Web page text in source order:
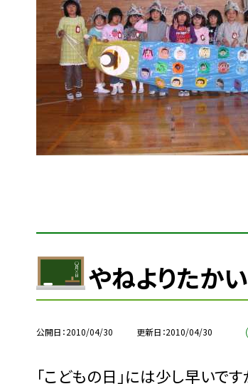
やねよりたか
公開日 2010/04/30 更新日 2010/04/30
「こどもの日」には少し早いで